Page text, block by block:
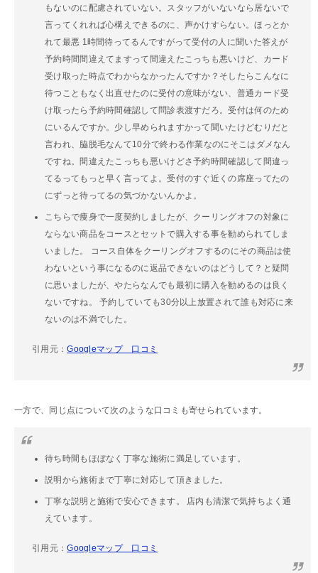
もないのに配慮されていない。スタッフがいないなら居ないで
言ってくれれば心構えできるのに、声かけすらない。ほっとか
れて最悪 1時間待ってるんですがって受付の人に聞いた答えが
予約時間間違えてますって間違えたこっちも悪いけど、カード
受け取った時点でわからなかったんですか？そしたらこんなに
待つこともなく出直せたのに受付の意味がない、普通カード受
け取ったら予約時間確認して問診表渡すだろ。受付は何のため
にいるんですか。少し早められますかって聞いたけどむりだと
言われ、脇脱毛なんて10分で終わる作業なのにそこはダメなん
ですね。間違えたこっちも悪いけどさ予約時間確認して間違っ
てるってもっと早く言ってよ。受付のすぐ近くの席座ってたの
にずっと待ってるの気づかないんかよ。
こちらで痩身で一度契約しましたが、クーリングオフの対象に
ならない商品をコースとセットで購入する事を勧められてしま
いました。 コース自体をクーリングオフするのにその商品は使
わないという事になるのに返品できないのはどうして？と疑問
に思いましたが、やたらなんでも最初に購入を勧めるのは良く
ないですね。 予約していても30分以上放置されて誰も対応に来
ないのは不満でした。
引用元：Googleマップ 口コミ
一方で、同じ点について次のような口コミも寄せられています。
待ち時間もほぼなく丁寧な施術に満足しています。
説明から施術まで丁寧に対応して頂きました。
丁寧な説明と施術で安心できます。 店内も清潔で気持ちよく通
えています。
引用元：Googleマップ 口コミ